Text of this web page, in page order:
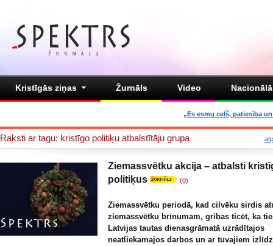
Kristīgās ziņas Žurnāls Video
„Es esmu ceļš, patiesība
Raksti ar tagu: kristīgo politiķu atbalstītāju grupa
Ziemassvētku akcija – atbalsti
politiķus
(0)
Ziemassvētku periodā, kad cilvēku sirdis
ziemassvētku brīnumam, gribas ticēt, ka
Latvijas tautas dienasgrāmatā uzrādītajos
neatliekamajos darbos un ar tuvajiem